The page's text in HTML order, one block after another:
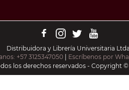
Distribuidora y Librería Universitaria
+57 3125347050
Escríbenos por
los derechos reservados - Copyright ©